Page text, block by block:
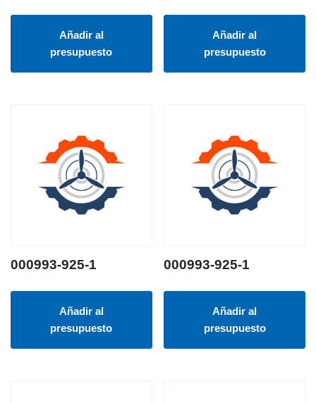
Añadir al
presupuesto
Añadir al
presupuesto
000993-925-1
Añadir al
presupuesto
000993-925-1
Añadir al
presupuesto